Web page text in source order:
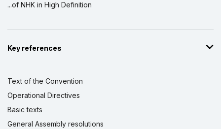
...of NHK in High Definition
Key references
Text of the Convention
Operational Directives
Basic texts
General Assembly resolutions